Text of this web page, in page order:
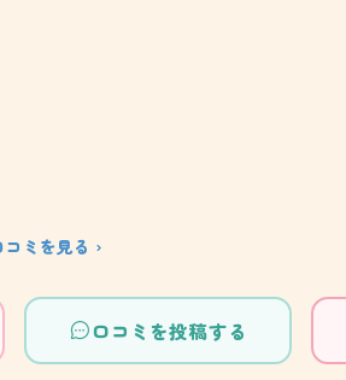
コミを見る ›
口コミを投稿する